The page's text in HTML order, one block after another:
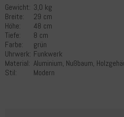
Gewicht: 3,0 kg
Breite:
29 cm
Höhe:
48 cm
Tiefe:
8 cm
Farbe:
grün
Uhrwerk: Funkwerk
Material: Aluminium, Nußbaum,
Stil:
Modern